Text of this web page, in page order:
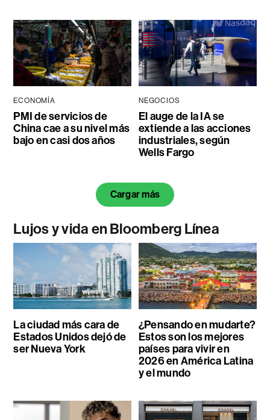
ECONOMÍA
PMI de servicios de
China cae a su nivel más
bajo en casi dos años
NEGOCIOS
El auge de la IA se
extiende a las acciones
industriales, según
Wells Fargo
Cargar más
Lujos y vida en Bloomberg Línea
La ciudad más cara de
Estados Unidos dejó de
ser Nueva York
¿Pensando en mudarte?
Estos son los mejores
países para vivir en
2026 en América Latina
y el mundo